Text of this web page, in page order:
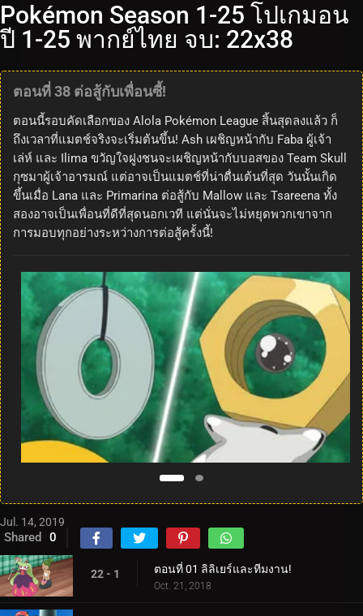
Pokémon Season 1-25 โปเกมอน
ปี 1-25 พากย์ไทย จบ: 22x38
ตอนที่ 38 ต่อสู้กับเพื่อนซี้!
ตอนนี้รอบคัดเลือกของ Alola Pokémon League สิ้นสุดลงแล้ว ก็
ถึงเวลาที่แมตช์จริงจะเริ่มต้นขึ้น! Ash เผชิญหน้ากับ Faba ผู้เจ้า
เล่ห์ และ Ilima ขวัญใจฝูงชนจะเผชิญหน้ากับบอสของ Team Skull
กุซมาผู้เจ้าอารมณ์ แต่อาจเป็นแมตช์ที่น่าตื่นเต้นที่สุด วันนั้นเกิด
ขึ้นเมื่อ Lana และ Primarina ต่อสู้กับ Mallow และ Tsareena ทั้ง
สองอาจเป็นเพื่อนที่ดีที่สุดนอกเวที แต่นั่นจะไม่หยุดพวกเขาจาก
การมอบทุกอย่างระหว่างการต่อสู้ครั้งนี้!
Jul. 14, 2019
Shared 0
22 - 1 ตอนที่ 01 ลิลิเยร์และทีมงาน!
Oct. 21, 2018